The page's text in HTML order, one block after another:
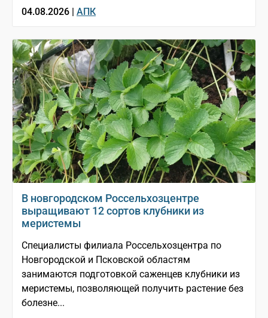
04.08.2026 | АПК
В новгородском Россельхозцентре
выращивают 12 сортов клубники из
меристемы
Специалисты филиала Россельхозцентра по
Новгородской и Псковской областям
занимаются подготовкой саженцев клубники из
меристемы, позволяющей получить растение без
болезне...